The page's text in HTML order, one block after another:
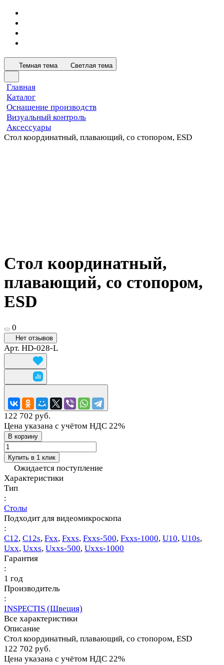
Темная тема Светлая тема
Главная
Каталог
Оснащение производств
Визуальный контроль
Аксессуары
Стол координатный, плавающий, со стопором, ESD
Стол координатный,
плавающий, со стопором,
ESD
0
Нет отзывов
Арт. HD-028-L
122 702 руб.
Цена указана с учётом НДС 22%
В корзину
Купить в 1 клик
Ожидается поступление
Характеристики
Тип
:
Столы
Подходит для видеомикроскопа
:
C12, С12s, Fхх, Fххs, Fххs-500, Fххs-1000, U10, U10s,
Uхх, Uххs, Uххs-500, Uххs-1000
Гарантия
:
1 год
Производитель
:
INSPECTIS (Швеция)
Все характеристики
Описание
Стол координатный, плавающий, со стопором, ESD
122 702 руб.
Цена указана с учётом НДС 22%